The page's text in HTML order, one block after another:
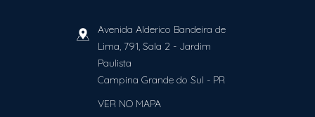
Avenida Alderico Bandeira de
Lima, 791, Sala 2 - Jardim
Paulista
Campina Grande do Sul - PR
VER NO MAPA